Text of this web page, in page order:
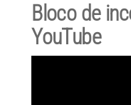
Bloco de
YouTube